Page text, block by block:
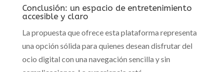
Conclusión: un espacio de entretenimiento
accesible y claro
La propuesta que ofrece esta plataforma representa
una opción sólida para quienes desean disfrutar del
ocio digital con una navegación sencilla y sin